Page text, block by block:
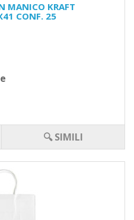
MANICO KRAFT
CONF. 25
🔍 SIMILI